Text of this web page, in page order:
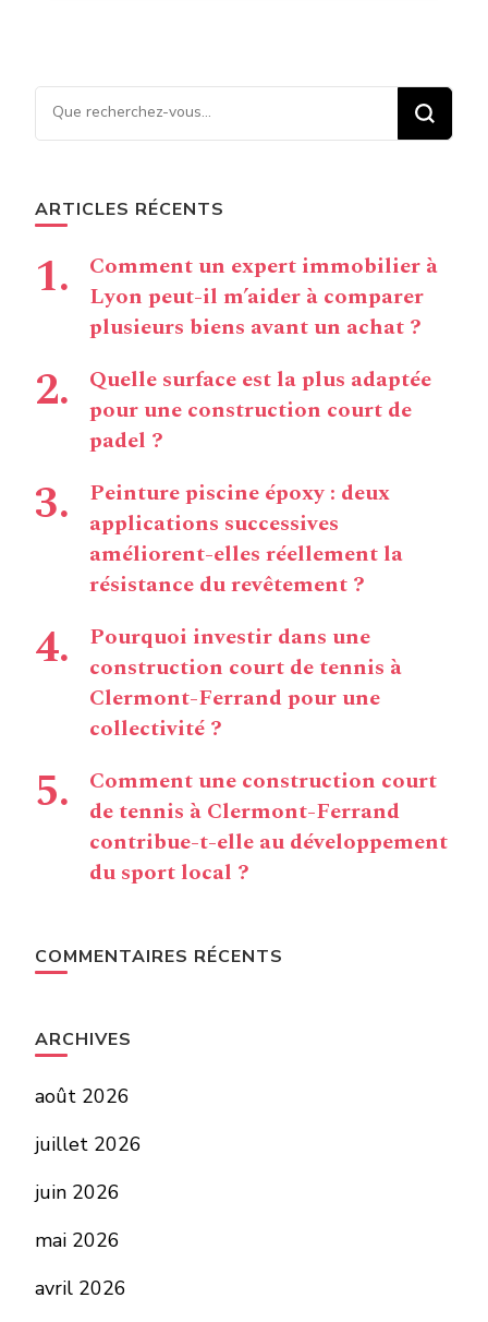
Vous recherchiez quelque
chose ?
ARTICLES RÉCENTS
Comment un expert immobilier à
Lyon peut-il m’aider à comparer
plusieurs biens avant un achat ?
Quelle surface est la plus adaptée
pour une construction court de
padel ?
Peinture piscine époxy : deux
applications successives
améliorent-elles réellement la
résistance du revêtement ?
Pourquoi investir dans une
construction court de tennis à
Clermont-Ferrand pour une
collectivité ?
Comment une construction court
de tennis à Clermont-Ferrand
contribue-t-elle au développement
du sport local ?
COMMENTAIRES RÉCENTS
ARCHIVES
août 2026
juillet 2026
juin 2026
mai 2026
avril 2026